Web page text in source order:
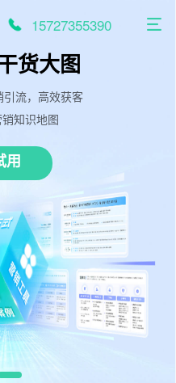
15727355390
货大图
流，高效获客
知识地图
用